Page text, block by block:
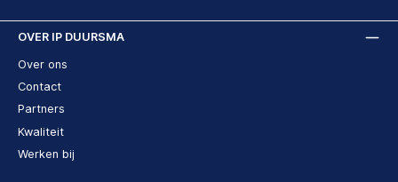
OVER IP DUURSMA
Over ons
Contact
Partners
Kwaliteit
Werken bij